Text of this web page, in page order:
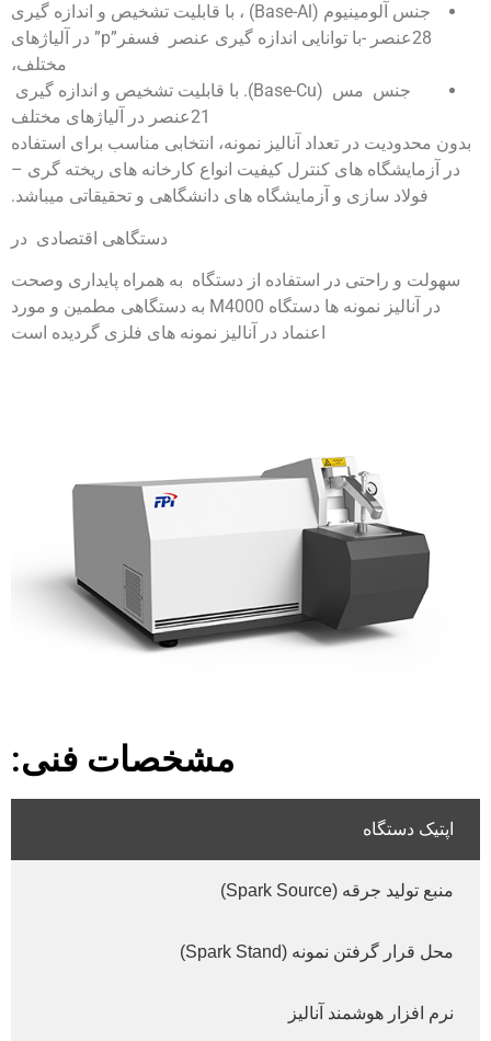
جنس آلومینیوم (Base-Al) ، با قابلیت تشخیص و اندازه گیری
28عنصر -با توانایی اندازه گیری عنصر فسفر”p” در آلیاژهای
مختلف،
جنس مس (Base-Cu). با قابلیت تشخیص و اندازه گیری
21عنصر در آلیاژهای مختلف
بدون محدودیت در تعداد آنالیز نمونه، انتخابی مناسب برای استفاده
در آزمایشگاه های کنترل کیفیت انواع کارخانه های ریخته گری –
فولاد سازی و آزمایشگاه های دانشگاهی و تحقیقاتی میباشد.
دستگاهی اقتصادی در
سهولت و راحتی در استفاده از دستگاه به همراه پایداری وصحت
در آنالیز نمونه ها دستگاه M4000 به دستگاهی مطمین و مورد
اعنماد در آنالیز نمونه های فلزی گردیده است
مشخصات فنی:
اپتیک دستگاه
منبع تولید جرقه (Spark Source)
محل قرار گرفتن نمونه (Spark Stand)
نرم افزار هوشمند آنالیز